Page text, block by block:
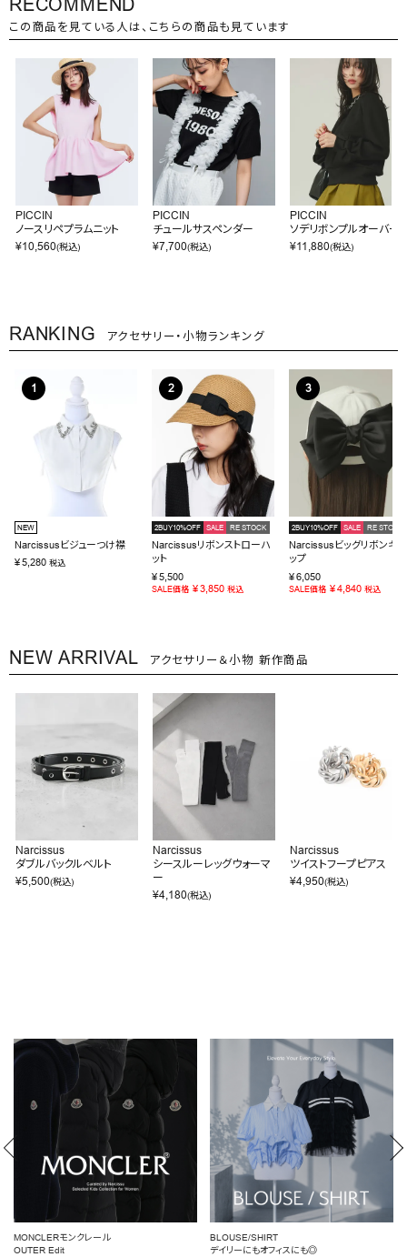
この商品を見ている人は、こちらの商品も見ています
PICCIN
ノースリペプラムニット
¥10,560(税込)
PICCIN
チュールサスペンダー
¥7,700(税込)
PICCIN
ソデリボンプルオーバー
¥11,880(税込)
RANKING アクセサリー・小物ランキング
NEW
Narcissusビジューつけ襟
¥5,280 税込
2BUY10%OFF SALE RE STOCK
Narcissusリボンストローハ
ット
¥5,500
SALE価格 ¥3,850 税込
2BUY10%OFF SALE RE STOCK
Narcissusビッグリボンキャ
ップ
¥6,050
SALE価格 ¥4,840 税込
NEW ARRIVAL アクセサリー＆小物 新作商品
Narcissus
ダブルバックルベルト
¥5,500(税込)
Narcissus
シースルーレッグウォーマ
ー
¥4,180(税込)
Narcissus
ツイストフープピアス
¥4,950(税込)
BLOUSE/SHIRT
ペプラムトップス